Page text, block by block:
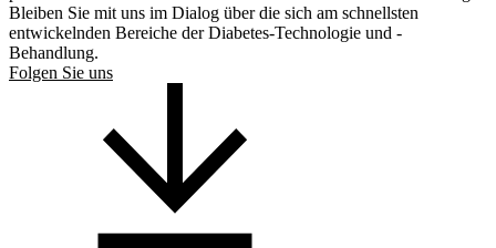
Bleiben Sie mit uns im Dialog über die sich am schnellsten
entwickelnden Bereiche der Diabetes-Technologie und -
Behandlung.
Folgen Sie uns